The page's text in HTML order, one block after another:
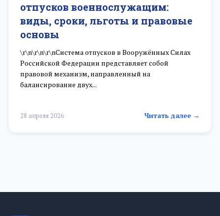
отпусков военнослужащим:
виды, сроки, льготы и правовые
основы
\r\n\r\n\r\nСистема отпусков в Вооружённых Силах
Российской Федерации представляет собой
правовой механизм, направленный на
балансирование двух...
28 апреля 2026 Читать далее →